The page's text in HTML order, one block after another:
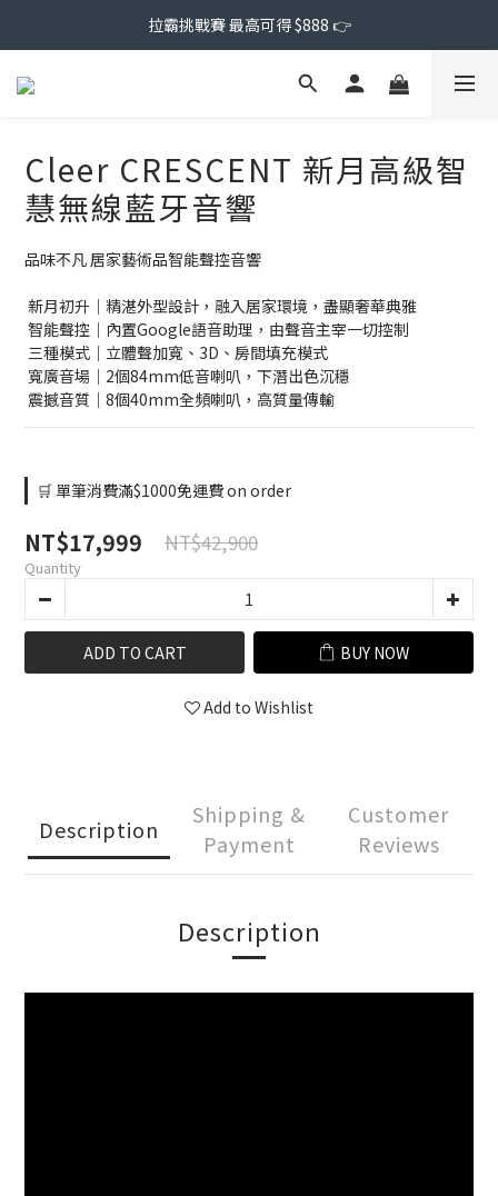
拉霸挑戰賽 最高可得 $888 👉
Cleer CRESCENT 新月高級智
慧無線藍牙音響
品味不凡 居家藝術品智能聲控音響
新月初升｜精湛外型設計，融入居家環境，盡顯奢華典雅
智能聲控｜內置Google語音助理，由聲音主宰一切控制
三種模式｜立體聲加寬、3D、房間填充模式
寬廣音場｜2個84mm低音喇叭，下潛出色沉穩
震撼音質｜8個40mm全頻喇叭，高質量傳輸
🛒 單筆消費滿$1000免運費 on order
NT$17,999 NT$42,900
Quantity
ADD TO CART BUY NOW
Add to Wishlist
Description
Shipping &
Payment
Customer
Reviews
Description